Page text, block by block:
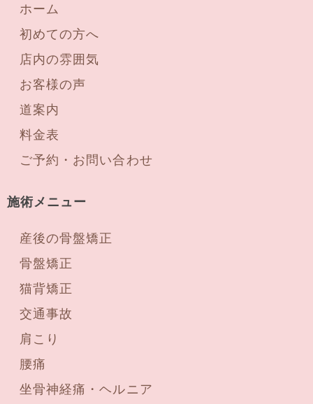
ホーム
初めての方へ
店内の雰囲気
お客様の声
道案内
料金表
ご予約・お問い合わせ
施術メニュー
産後の骨盤矯正
骨盤矯正
猫背矯正
交通事故
肩こり
腰痛
坐骨神経痛・ヘルニア